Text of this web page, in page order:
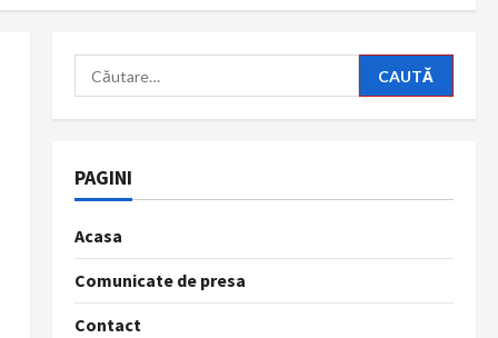
Caută
după:
PAGINI
Acasa
Comunicate de presa
Contact